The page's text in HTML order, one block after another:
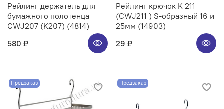
Рейлинг держатель для
бумажного полотенца
CWJ207 (K207) (4814)
580 ₽
Рейлинг крючок K 211
(CWJ211 ) S-образный 16 и
25мм (14903)
29 ₽
Предзаказ Предзаказ